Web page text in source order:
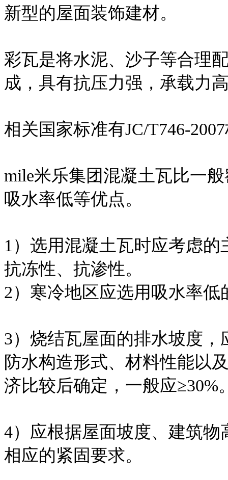
新型的屋面装饰建材。
彩瓦是将水泥、沙子等合理
成，具有抗压力强，承载力
相关国家标准有JC/T746-
mile米乐集团混凝土瓦比一
吸水率低等优点。
1）选用混凝土瓦时应考虑
抗冻性、抗渗性。
2）寒冷地区应选用吸水率低
3）烧结瓦屋面的排水坡度
防水构造形式、材料性能以
济比较后确定，一般应≥30%
4）应根据屋面坡度、建筑
相应的紧固要求。